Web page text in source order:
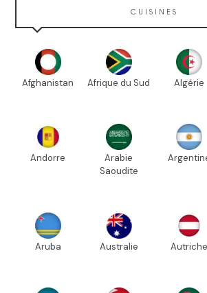
CUISINES
Afghanistan Afrique du Sud Algérie
Andorre
Arabie
Saoudite
Aruba Australie Autriche